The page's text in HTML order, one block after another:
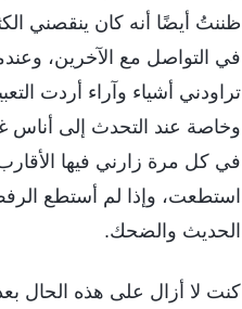
ظننتُ أيضًا أنه كان ينقصني
في التواصل مع الآخرين،
تراودني أشياء وآراء أردت
وخاصة عند التحدث إلى أناس
في كل مرة زارني فيها
استطعت، وإذا لم أستطع
الحديث والضحك.
كنت لا أزال على هذه الحال